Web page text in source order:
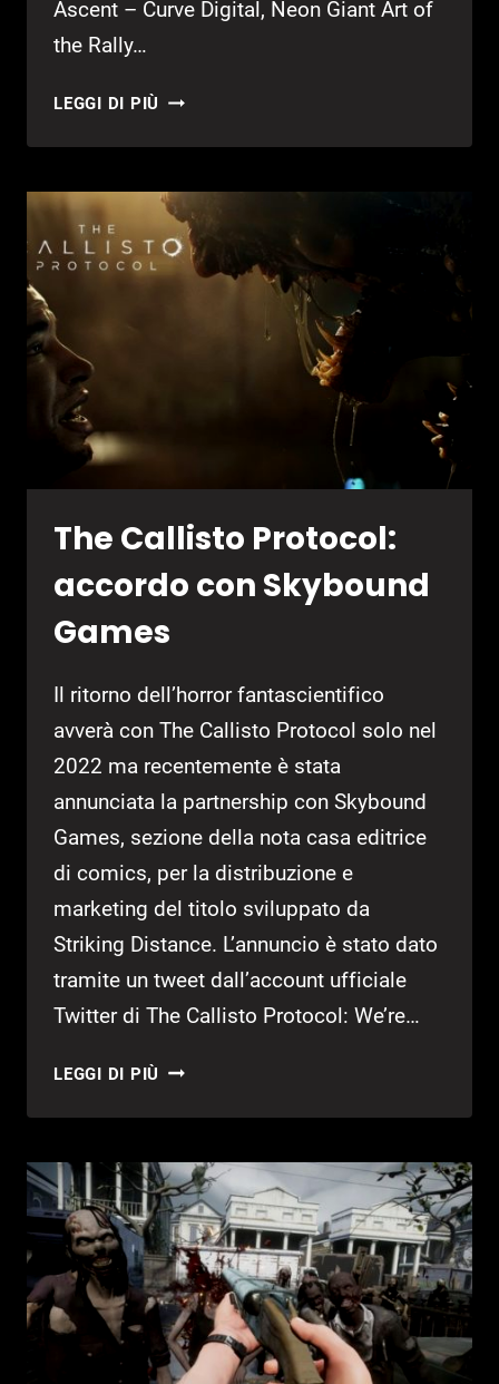
Ascent – Curve Digital, Neon Giant Art of
the Rally…
LEGGI DI PIÙ OLTRE
TITOLI
IN
ARRIVO
SU
The Callisto Protocol:
accordo con Skybound
Games
Il ritorno dell’horror fantascientifico
avverà con The Callisto Protocol solo nel
2022 ma recentemente è stata
annunciata la partnership con Skybound
Games, sezione della nota casa editrice
di comics, per la distribuzione e
marketing del titolo sviluppato da
Striking Distance. L’annuncio è stato dato
tramite un tweet dall’account ufficiale
Twitter di The Callisto Protocol: We’re…
LEGGI DI PIÙ THE
PROTOCOL:
CON
SKYBOUND
GAMES